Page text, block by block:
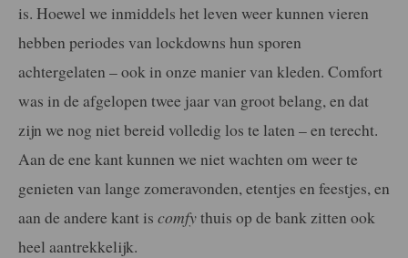
is. Hoewel we inmiddels het leven weer kunnen vieren
hebben periodes van lockdowns hun sporen
achtergelaten – ook in onze manier van kleden. Comfort
was in de afgelopen twee jaar van groot belang, en dat
zijn we nog niet bereid volledig los te laten – en terecht.
Aan de ene kant kunnen we niet wachten om weer te
genieten van lange zomeravonden, etentjes en feestjes, en
aan de andere kant is comfythuis op de bank zitten ook
heel aantrekkelijk.